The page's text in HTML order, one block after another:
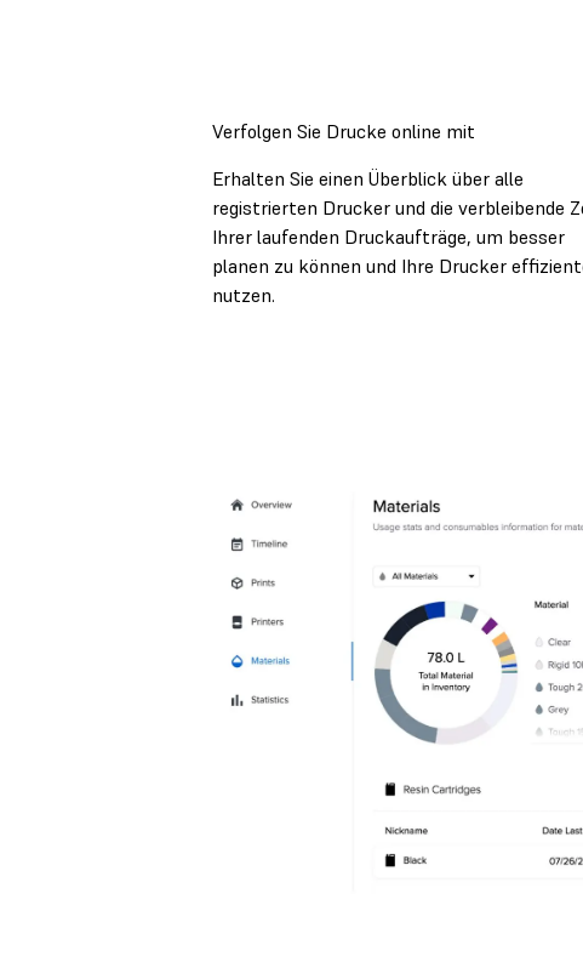
Verfolgen Sie Drucke online mit
Erhalten Sie einen Überblick über alle
registrierten Drucker und die verbleibende
Ihrer laufenden Druckaufträge, um besser
planen zu können und Ihre Drucker
nutzen.